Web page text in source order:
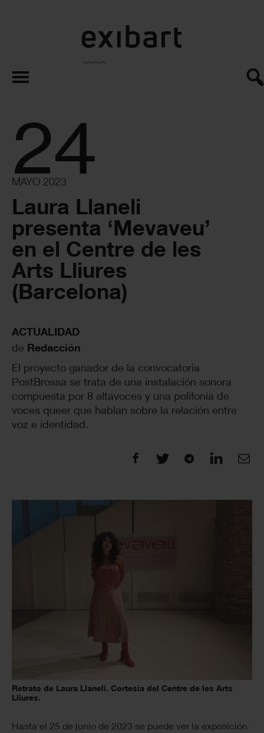
exibart.es
24
MAYO 2023
Laura Llaneli
presenta ‘Mevaveu’
en el Centre de les
Arts Lliures
(Barcelona)
ACTUALIDAD
de Redacción
El proyecto ganador de la convocatoria
PostBrossa se trata de una instalación sonora
compuesta por 8 altavoces y una polifonía de
voces queer que hablan sobre la relación entre
voz e identidad.
Retrato de Laura Llaneli. Cortesía del Centre de les Arts
Lliures.
Hasta el 25 de junio de 2023 se puede ver la exposición